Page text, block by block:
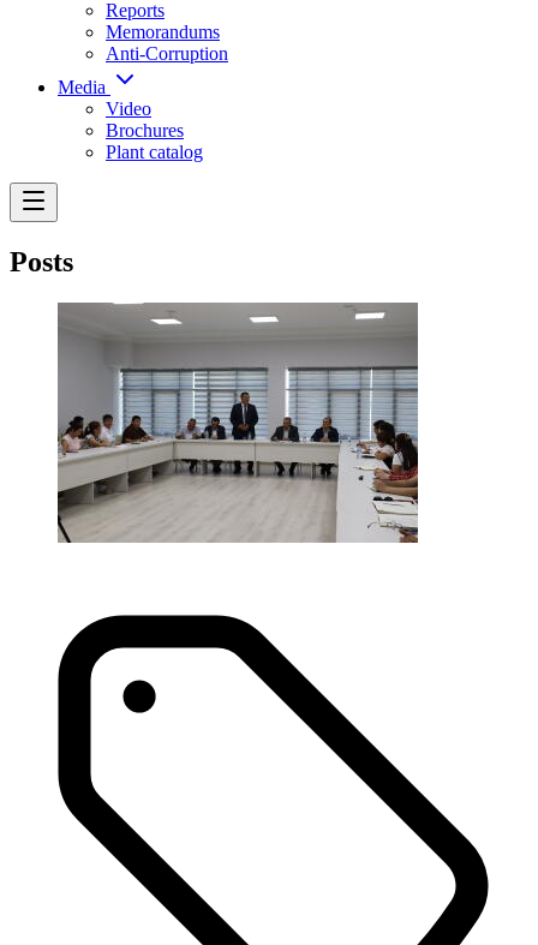
Reports
Memorandums
Anti-Corruption
Media
Video
Brochures
Plant catalog
Posts